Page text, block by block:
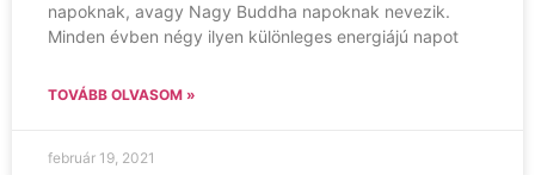
napoknak, avagy Nagy Buddha napoknak nevezik.
Minden évben négy ilyen különleges energiájú napot
TOVÁBB OLVASOM »
február 19, 2021